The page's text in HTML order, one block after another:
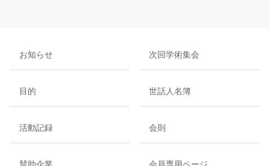
お知らせ 次回学術集会
目的 世話人名簿
活動記録 会則
賛助企業 会員専用ページ